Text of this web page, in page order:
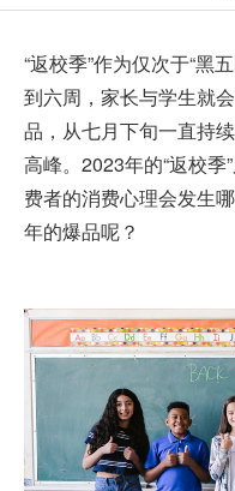
“返校季”作为仅次于“黑
到六周，家长与学生就
品，从七月下旬一直持
高峰。2023年的“返校
费者的消费心理会发生
年的爆品呢？